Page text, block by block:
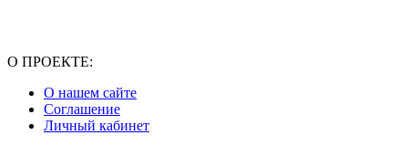
О ПРОЕКТЕ:
О нашем сайте
Соглашение
Личный кабинет